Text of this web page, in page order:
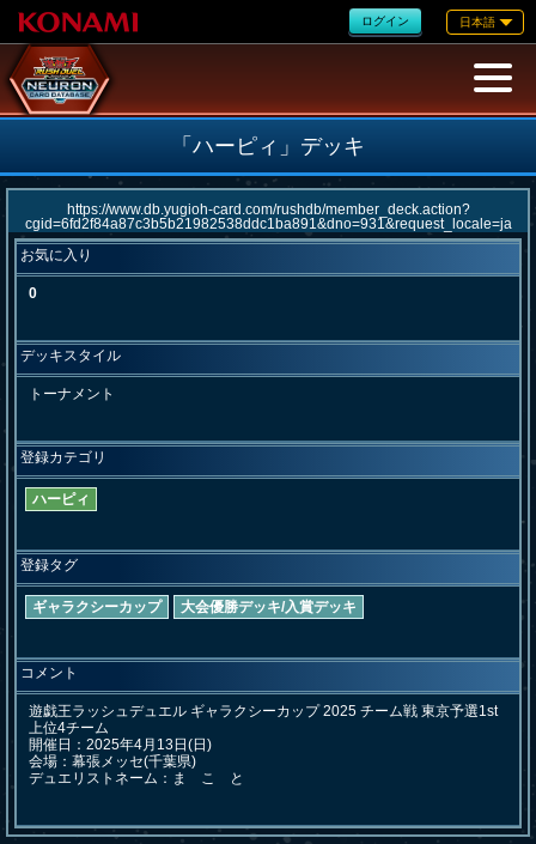
ログイン 日本語
「ハーピィ」デッキ
お気に入り
0
デッキスタイル
トーナメント
登録カテゴリ
ハーピィ
登録タグ
ギャラクシーカップ 大会優勝デッキ/入賞デッキ
コメント
遊戯王ラッシュデュエル ギャラクシーカップ 2025 チーム戦 東京予選1st
上位4チーム
開催日：2025年4月13日(日)
会場：幕張メッセ(千葉県)
デュエリストネーム：ま　こ　と